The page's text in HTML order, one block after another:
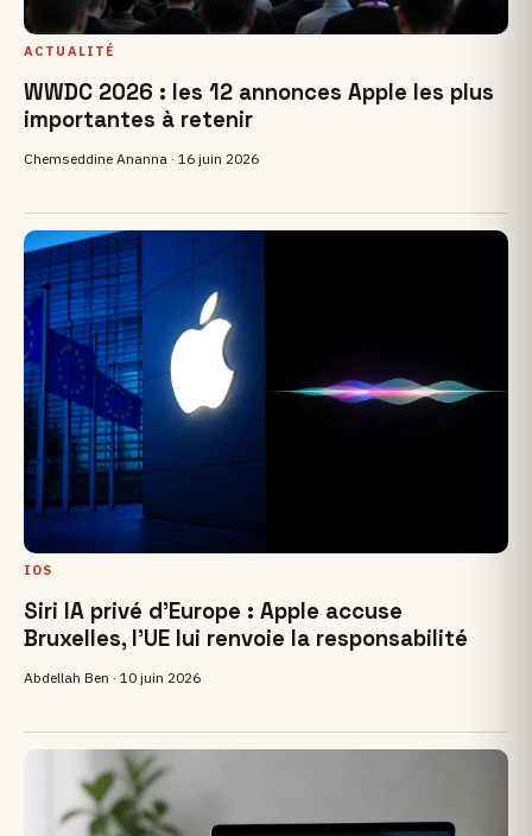
ACTUALITÉ
WWDC 2026 : les 12 annonces Apple les plus
importantes à retenir
Chemseddine Ananna ·16 juin 2026
IOS
Siri IA privé d’Europe : Apple accuse
Bruxelles, l’UE lui renvoie la responsabilité
Abdellah Ben ·10 juin 2026